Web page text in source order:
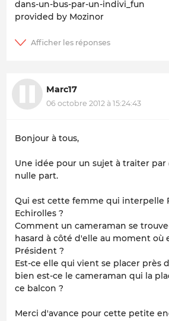
dans-un-bus-par-un-indivi_fun
provided by Mozinor
Marc17
06 octobre 2012 à 15:24:43
Bonjour à tous,
Une idée pour un sujet à traiter par
nulle part.
Qui est cette femme qui interpelle
Echirolles ?
Comment un cameraman se
hasard à côté d'elle au moment où
Président ?
Est-ce elle qui vient se placer près
bien est-ce le cameraman qui la
ce balcon ?
Merci d'avance pour cette petite